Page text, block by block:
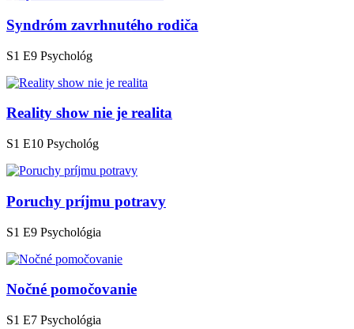
Syndróm zavrhnutého rodiča
S1 E9 Psychológ
Reality show nie je realita
S1 E10 Psychológ
Poruchy príjmu potravy
S1 E9 Psychológia
Nočné pomočovanie
S1 E7 Psychológia